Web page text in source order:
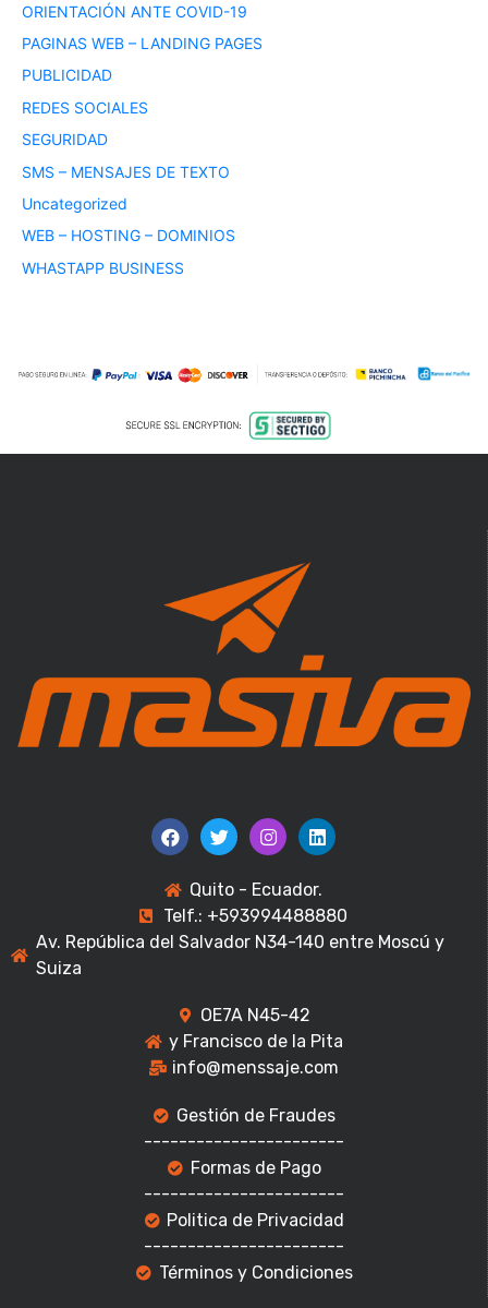
ORIENTACIÓN ANTE COVID-19
PAGINAS WEB – LANDING PAGES
PUBLICIDAD
REDES SOCIALES
SEGURIDAD
SMS – MENSAJES DE TEXTO
Uncategorized
WEB – HOSTING – DOMINIOS
WHASTAPP BUSINESS
Quito - Ecuador.
Telf.: +593994488880
Av. República del Salvador N34-140 entre Moscú y
Suiza
OE7A N45-42
y Francisco de la Pita
info@menssaje.com
Gestión de Fraudes
-----------------------
Formas de Pago
-----------------------
Politica de Privacidad
-----------------------
Términos y Condiciones